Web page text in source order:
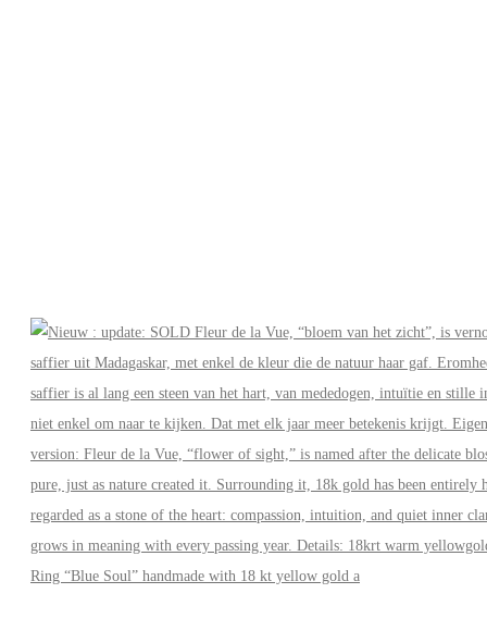
Ring “Blue Soul” handmade with 18 kt yellow gold a